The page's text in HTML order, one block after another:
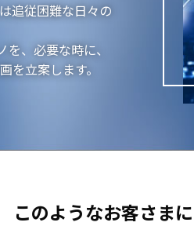
追従困難な日々の
、必要な時に、
立案します。
このようなお客さまに